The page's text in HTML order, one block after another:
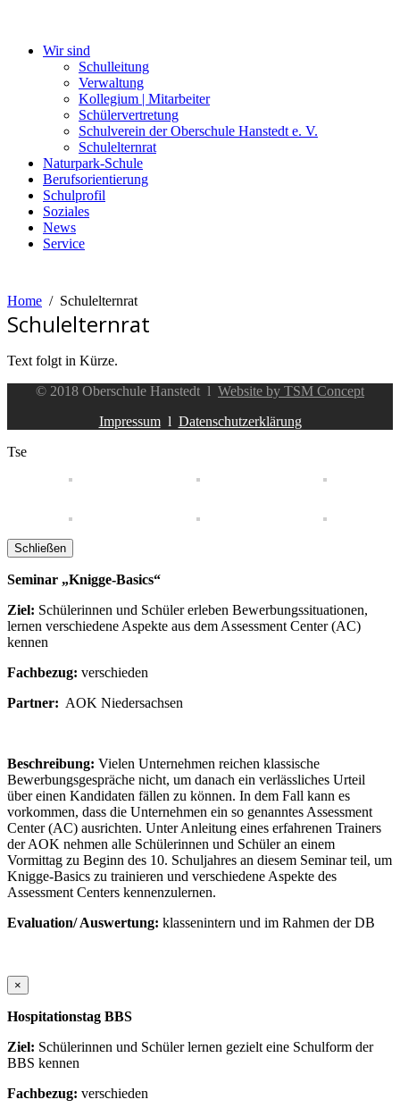
Wir sind
Schulleitung
Verwaltung
Kollegium | Mitarbeiter
Schülervertretung
Schulverein der Oberschule Hanstedt e. V.
Schulelternrat
Naturpark-Schule
Berufsorientierung
Schulprofil
Soziales
News
Service
Home Schulelternrat
Schulelternrat
Text folgt in Kürze.
© 2018 Oberschule Hanstedt l Website by TSM Concept
Impressuml Datenschutzerklärung
Tse
Schließen
Seminar „Knigge-Basics“
Ziel: Schülerinnen und Schüler erleben Bewerbungssituationen,
lernen verschiedene Aspekte aus dem Assessment Center (AC)
kennen
Fachbezug: verschieden
Partner: AOK Niedersachsen
Beschreibung: Vielen Unternehmen reichen klassische
Bewerbungsgespräche nicht, um danach ein verlässliches Urteil
über einen Kandidaten fällen zu können. In dem Fall kann es
vorkommen, dass die Unternehmen ein so genanntes Assessment
Center (AC) ausrichten. Unter Anleitung eines erfahrenen Trainers
der AOK nehmen alle Schülerinnen und Schüler an einem
Vormittag zu Beginn des 10. Schuljahres an diesem Seminar teil, um
Knigge-Basics zu trainieren und verschiedene Aspekte des
Assessment Centers kennenzulernen.
Evaluation/ Auswertung: klassenintern und im Rahmen der DB
×
Hospitationstag BBS
Ziel: Schülerinnen und Schüler lernen gezielt eine Schulform der
BBS kennen
Fachbezug: verschieden